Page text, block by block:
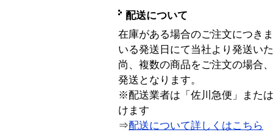
配送について
在庫がある場合のご注文につき
いる発送日にて当社より発送い
尚、複数の商品をご注文の場合
発送となります。
※配送業者は「佐川急便」また
けます
⇒配送について詳しくはこちら